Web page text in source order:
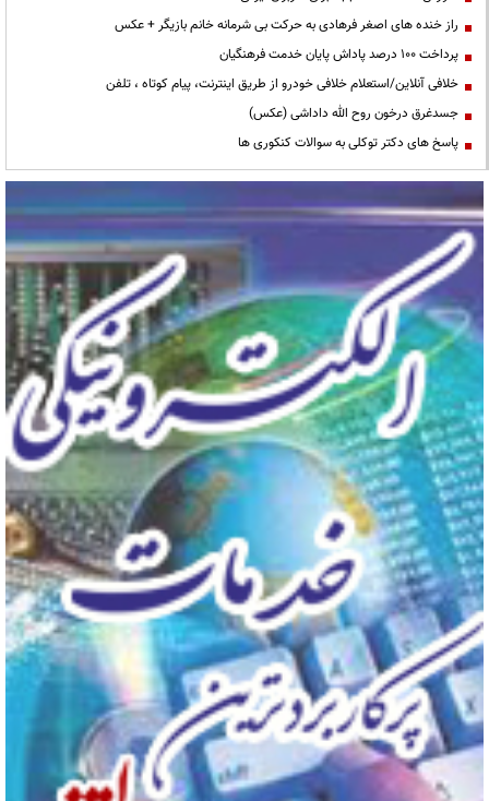
راز خنده های اصغر فرهادی به حرکت بی شرمانه خانم بازیگر + عکس
پرداخت ۱۰۰ درصد پاداش پایان خدمت فرهنگیان
خلافی آنلاین/استعلام خلافی خودرو از طریق اینترنت، پیام کوتاه ، تلفن
جسدغرق درخون روح الله داداشی (عکس)
پاسخ های دکتر توکلی به سوالات کنکوری ها